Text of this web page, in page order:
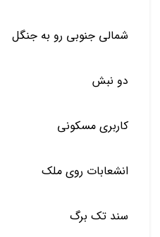
شمالي جنوبي رو به جنگل
دو نبش
كاربري مسكوني
انشعابات روي ملك
سند تك برگ